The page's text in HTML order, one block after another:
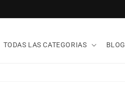
TODAS LAS CATEGORIAS BLOG